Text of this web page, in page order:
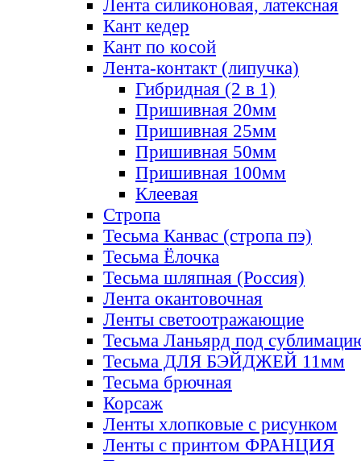
Лента силиконовая, латексная
Кант кедер
Кант по косой
Лента-контакт (липучка)
Гибридная (2 в 1)
Пришивная 20мм
Пришивная 25мм
Пришивная 50мм
Пришивная 100мм
Клеевая
Стропа
Тесьма Канвас (стропа пэ)
Тесьма Ёлочка
Тесьма шляпная (Россия)
Лента окантовочная
Ленты светоотражающие
Тесьма Ланьярд под
Тесьма ДЛЯ БЭЙДЖЕЙ 11мм
Тесьма брючная
Корсаж
Ленты хлопковые с рисунком
Ленты с принтом ФРАНЦИЯ